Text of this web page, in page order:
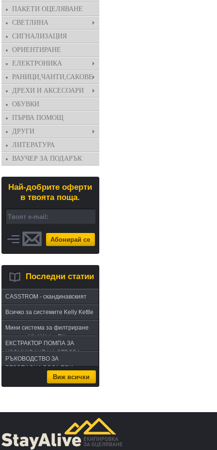
ПАКЕТИ ОЦЕЛЯВАНЕ
СВЕТЛИНА
СИГНАЛИЗАЦИЯ
ОРИЕНТИРАНЕ
ЕЛЕКТРОНИКА
РАНИЦИ,ЧАНТИ,САКОВЕ
ДРЕХИ И АКСЕСОАРИ
ОБУВКИ
ПЪРВА ПОМОЩ
ДРУГИ
ЛИТЕРАТУРА
ВАУЧЕР ЗА ПОДАРЪК
Най-добрите оферти
в твоята поща.
Абонирай се
Последни статии
CASSTROM - скандинавският
път в оцеляването или
бушкрафт по лапландски
Всичко за системите Kelly Kettle
Мини система за филтриране
на вода Mini Water Filter
ЕКСТРАКТОР ПОМПА ЗА
ИЗСМУКВАНЕ НА ОТРОВА -
комплект за извличане на
РЪКОВОДСТВО ЗА
БЕЗОПАСНА ВОДА ПРИ
Виж всички